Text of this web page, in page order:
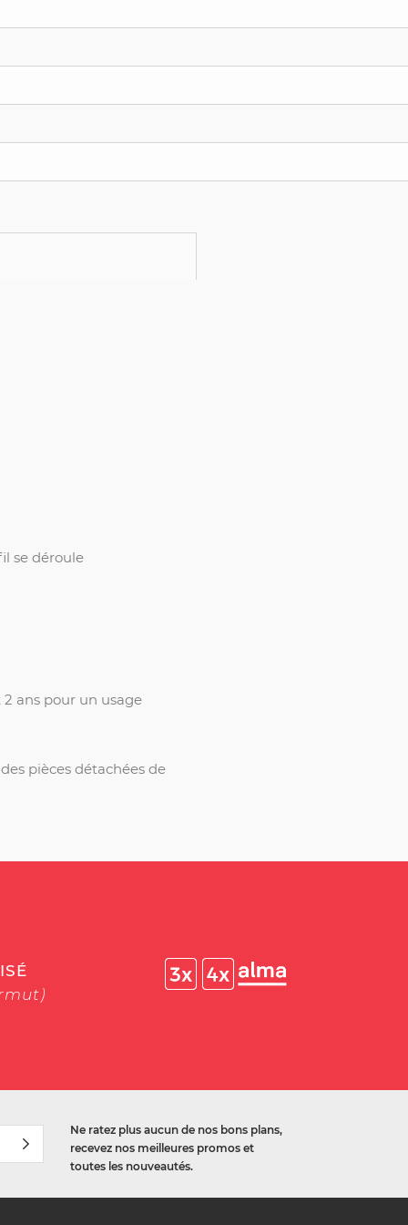
se déroule
ans pour un usage
pièces détachées de
Ne ratez plus aucun de nos bons plans,
recevez nos meilleures promos et
toutes les nouveautés.